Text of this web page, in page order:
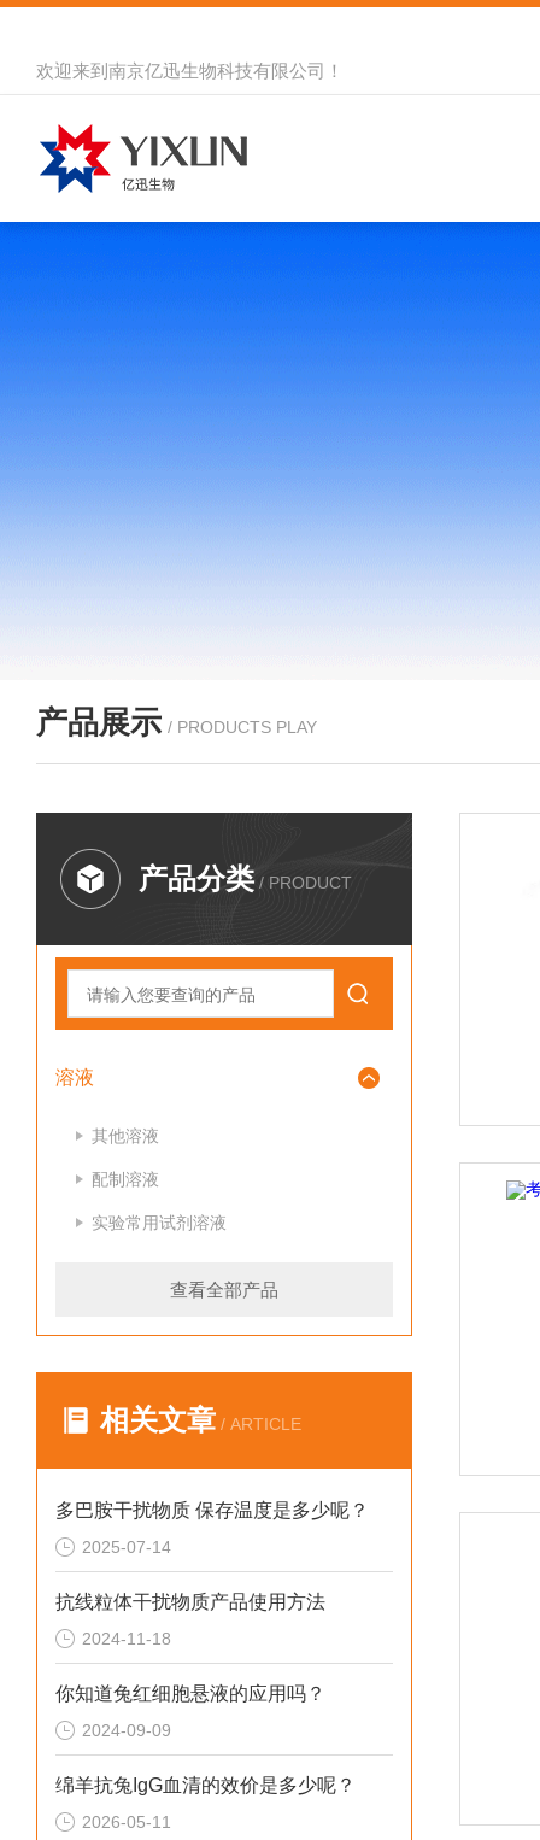
欢迎来到 南京亿迅生物科技有限公司 ！
产品展示 / PRODUCTS PLAY
产品分类 / PRODUCT
溶液
其他溶液
配制溶液
实验常用试剂溶液
查看全部产品
相关文章 / ARTICLE
多巴胺干扰物质 保存温度是多少呢？
2025-07-14
抗线粒体干扰物质产品使用方法
2024-11-18
你知道兔红细胞悬液的应用吗？
2024-09-09
绵羊抗兔IgG血清的效价是多少呢？
2026-05-11